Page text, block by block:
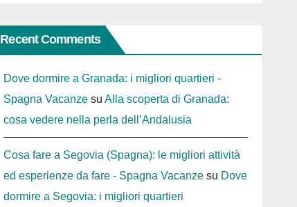
Recent Comments
Dove dormire a Granada: i migliori quartieri -
Spagna Vacanze suAlla scoperta di Granada:
cosa vedere nella perla dell’Andalusia
Cosa fare a Segovia (Spagna): le migliori attività
ed esperienze da fare - Spagna Vacanze su Dove
dormire a Segovia: i migliori quartieri